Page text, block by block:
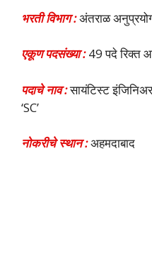
भरती विभाग :अंतराळ
एकूण पदसंख्या :49 पदे रिक्त
पदाचे नाव :सायंटिस्ट
‘SC’
नोकरीचे स्थान :अहमदाबाद